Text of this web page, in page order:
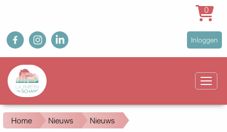
Overslaan
en
naar
inhoud
gaan
fb ig in
User
account
Inloggen
Main
navigation
0
Kruimelpad
Home Nieuws Nieuws